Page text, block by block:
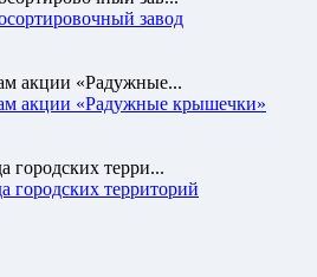
завод
акции «Радужные...
акции «Радужные крышечки»
городских терри...
городских территорий